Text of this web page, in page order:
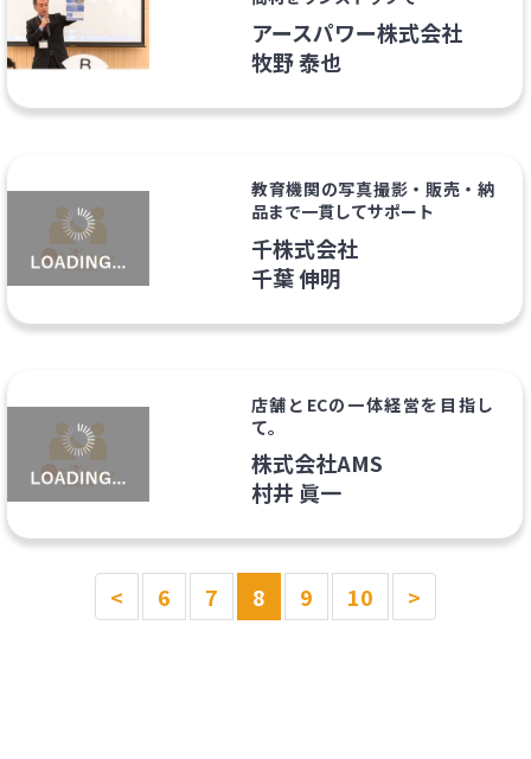
アースパワー株式会社
牧野 泰也
教育機関の写真撮影・販売・納
品まで一貫してサポート
千株式会社
千葉 伸明
店舗とECの一体経営を目指し
て。
株式会社AMS
村井 眞一
< 6 7 8 9 10 >